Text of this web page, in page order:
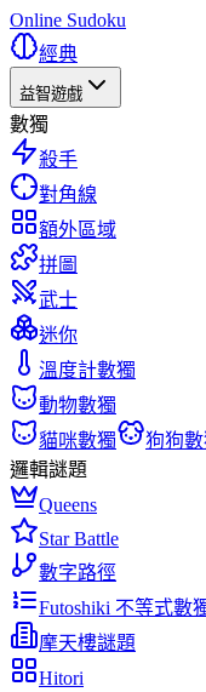
Online Sudoku
經典
益智遊戲
數獨
殺手
對角線
額外區域
拼圖
武士
迷你
溫度計數獨
動物數獨
貓咪數獨
狗狗
邏輯謎題
Queens
Star Battle
數字路徑
Futoshiki 不等式數
摩天樓謎題
Hitori